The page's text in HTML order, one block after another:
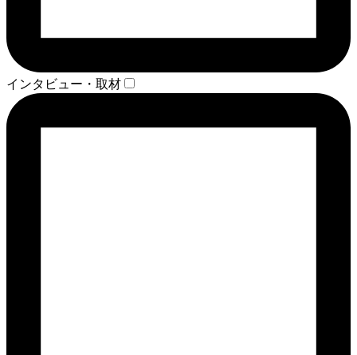
インタビュー・取材